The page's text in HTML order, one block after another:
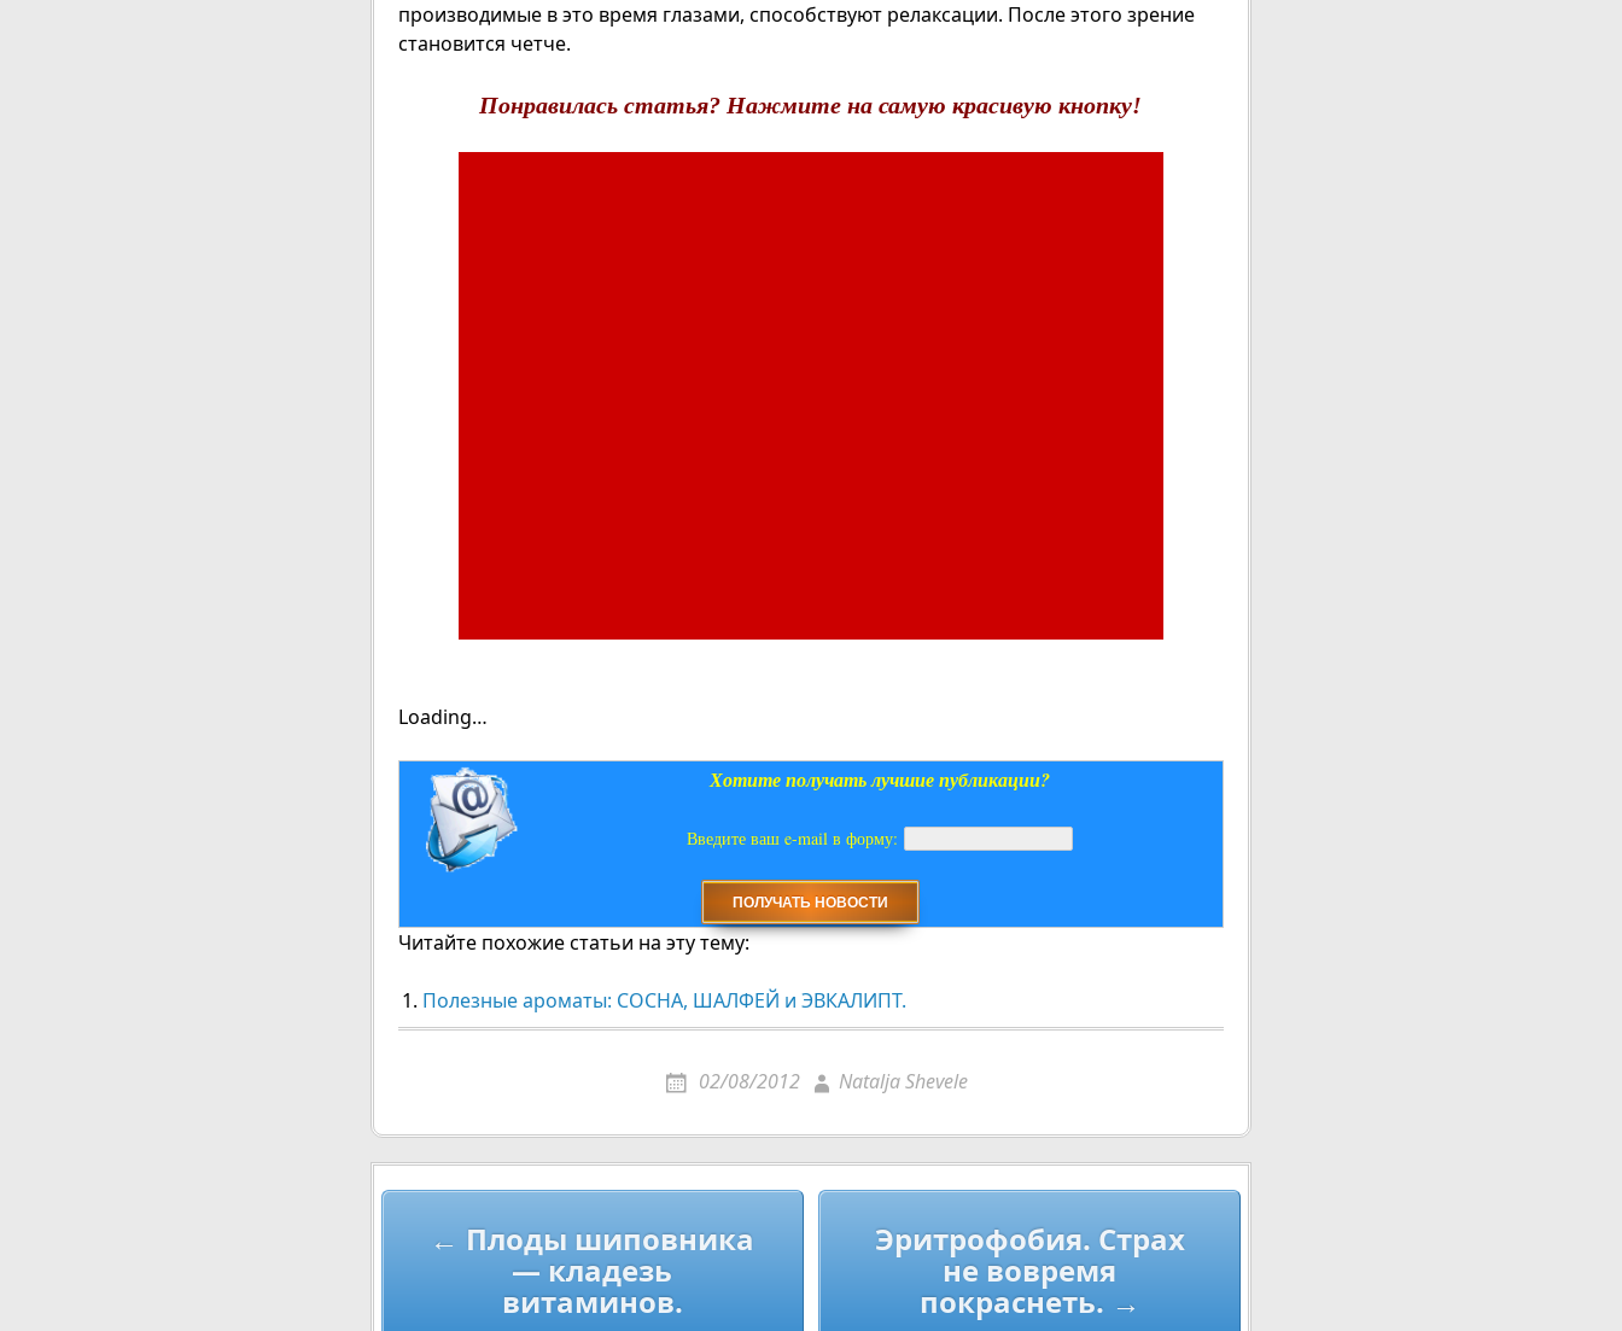
производимые в это время глазами, способствуют релаксации. После этого зрение
становится четче.
Понравилась статья? Нажмите на самую красивую кнопку!
Loading…
Хотите получать лучшие публикации?
Введите ваш e-mail в форму:
Читайте похожие статьи на эту тему:
Полезные ароматы: СОСНА, ШАЛФЕЙ и ЭВКАЛИПТ.
02/08/2012 Natalja Shevele
Навигация
записям
Эритрофобия. Страх
не вовремя
покраснеть. →
← Плоды шиповника
— кладезь
витаминов.